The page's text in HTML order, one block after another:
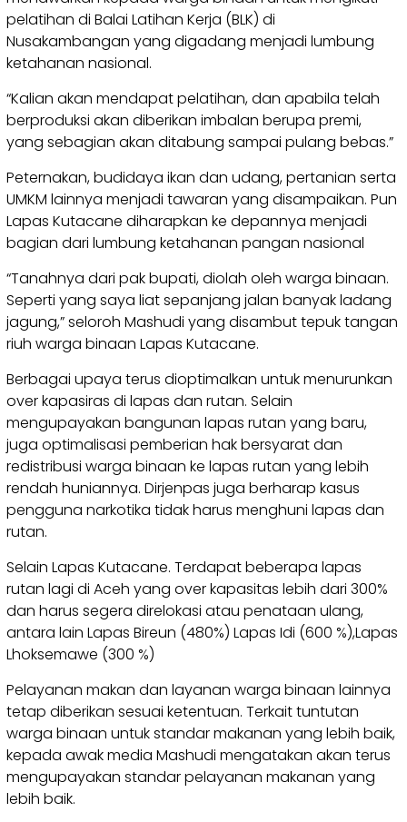
pelatihan di Balai Latihan Kerja (BLK) di
Nusakambangan yang digadang menjadi lumbung
ketahanan nasional.
“Kalian akan mendapat pelatihan, dan apabila telah
berproduksi akan diberikan imbalan berupa premi,
yang sebagian akan ditabung sampai pulang bebas.”
Peternakan, budidaya ikan dan udang, pertanian serta
UMKM lainnya menjadi tawaran yang disampaikan. Pun
Lapas Kutacane diharapkan ke depannya menjadi
bagian dari lumbung ketahanan pangan nasional
“Tanahnya dari pak bupati, diolah oleh warga binaan.
Seperti yang saya liat sepanjang jalan banyak ladang
jagung,” seloroh Mashudi yang disambut tepuk tangan
riuh warga binaan Lapas Kutacane.
Berbagai upaya terus dioptimalkan untuk menurunkan
over kapasiras di lapas dan rutan. Selain
mengupayakan bangunan lapas rutan yang baru,
juga optimalisasi pemberian hak bersyarat dan
redistribusi warga binaan ke lapas rutan yang lebih
rendah huniannya. Dirjenpas juga berharap kasus
pengguna narkotika tidak harus menghuni lapas dan
rutan.
Selain Lapas Kutacane. Terdapat beberapa lapas
rutan lagi di Aceh yang over kapasitas lebih dari 300%
dan harus segera direlokasi atau penataan ulang,
antara lain Lapas Bireun (480%) Lapas Idi (600 %),Lapas
Lhoksemawe (300 %)
Pelayanan makan dan layanan warga binaan lainnya
tetap diberikan sesuai ketentuan. Terkait tuntutan
warga binaan untuk standar makanan yang lebih baik,
kepada awak media Mashudi mengatakan akan terus
mengupayakan standar pelayanan makanan yang
lebih baik.